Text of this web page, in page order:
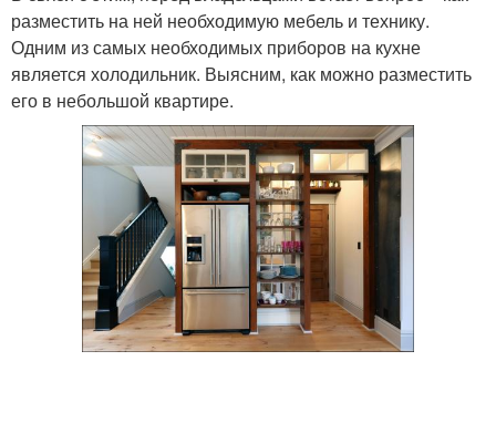
разместить на ней необходимую мебель и технику.
Одним из самых необходимых приборов на кухне
является холодильник. Выясним, как можно разместить
его в небольшой квартире.